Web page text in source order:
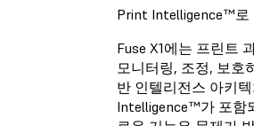
Print Intelligence™로
Fuse X1에는 프린트
모니터링, 조정, 보호
반 인텔리전스 아키
Intelligence™가 포함